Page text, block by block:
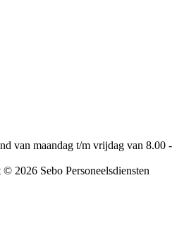
van maandag t/m vrijdag van 8.00 -
2026 Sebo Personeelsdiensten